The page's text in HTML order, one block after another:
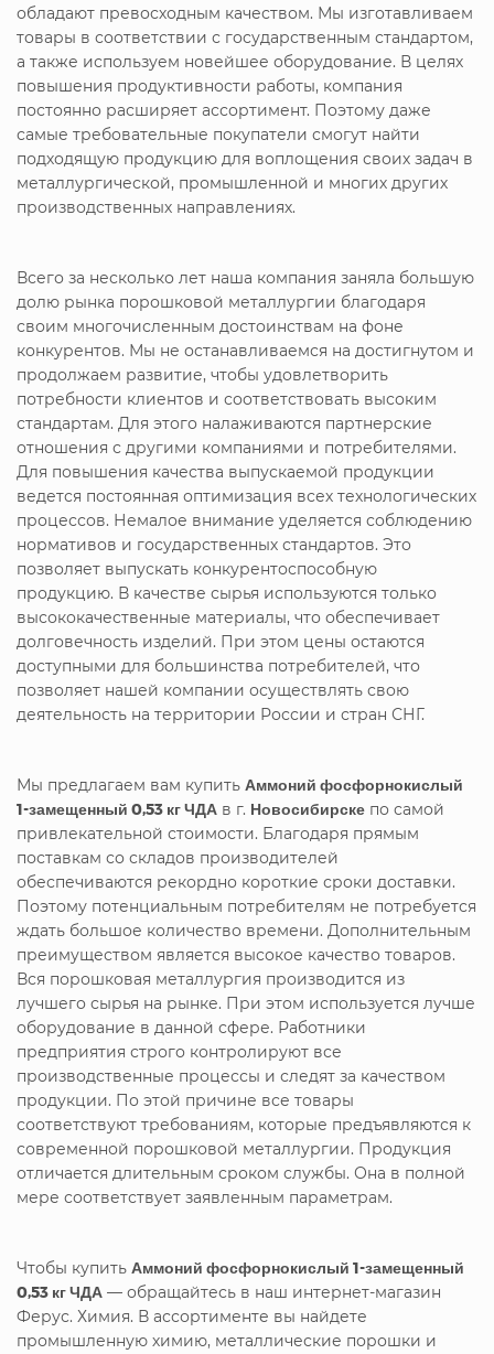
обладают превосходным качеством. Мы изготавливаем
товары в соответствии с государственным стандартом,
а также используем новейшее оборудование. В целях
повышения продуктивности работы, компания
постоянно расширяет ассортимент. Поэтому даже
самые требовательные покупатели смогут найти
подходящую продукцию для воплощения своих задач в
металлургической, промышленной и многих других
производственных направлениях.
Всего за несколько лет наша компания заняла большую
долю рынка порошковой металлургии благодаря
своим многочисленным достоинствам на фоне
конкурентов. Мы не останавливаемся на достигнутом и
продолжаем развитие, чтобы удовлетворить
потребности клиентов и соответствовать высоким
стандартам. Для этого налаживаются партнерские
отношения с другими компаниями и потребителями.
Для повышения качества выпускаемой продукции
ведется постоянная оптимизация всех технологических
процессов. Немалое внимание уделяется соблюдению
нормативов и государственных стандартов. Это
позволяет выпускать конкурентоспособную
продукцию. В качестве сырья используются только
высококачественные материалы, что обеспечивает
долговечность изделий. При этом цены остаются
доступными для большинства потребителей, что
позволяет нашей компании осуществлять свою
деятельность на территории России и стран СНГ.
Мы предлагаем вам купить Аммоний фосфорнокислый
1-замещенный 0,53 кг ЧДА в г. Новосибирске по самой
привлекательной стоимости. Благодаря прямым
поставкам со складов производителей
обеспечиваются рекордно короткие сроки доставки.
Поэтому потенциальным потребителям не потребуется
ждать большое количество времени. Дополнительным
преимуществом является высокое качество товаров.
Вся порошковая металлургия производится из
лучшего сырья на рынке. При этом используется лучше
оборудование в данной сфере. Работники
предприятия строго контролируют все
производственные процессы и следят за качеством
продукции. По этой причине все товары
соответствуют требованиям, которые предъявляются к
современной порошковой металлургии. Продукция
отличается длительным сроком службы. Она в полной
мере соответствует заявленным параметрам.
Чтобы купить Аммоний фосфорнокислый 1-замещенный
0,53 кг ЧДА — обращайтесь в наш интернет-магазин
Ферус. Химия. В ассортименте вы найдете
промышленную химию, металлические порошки и